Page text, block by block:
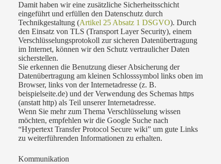
Damit haben wir eine zusätzliche Sicherheitsschicht
eingeführt und erfüllen den Datenschutz durch
Technikgestaltung (Artikel 25 Absatz 1 DSGVO). Durch
den Einsatz von TLS (Transport Layer Security), einem
Verschlüsselungsprotokoll zur sicheren Datenübertragung
im Internet, können wir den Schutz vertraulicher Daten
sicherstellen.
Sie erkennen die Benutzung dieser Absicherung der
Datenübertragung am kleinen Schlosssymbol links oben im
Browser, links von der Internetadresse (z. B.
beispielseite.de) und der Verwendung des Schemas https
(anstatt http) als Teil unserer Internetadresse.
Wenn Sie mehr zum Thema Verschlüsselung wissen
möchten, empfehlen wir die Google Suche nach
“Hypertext Transfer Protocol Secure wiki” um gute Links
zu weiterführenden Informationen zu erhalten.
Kommunikation